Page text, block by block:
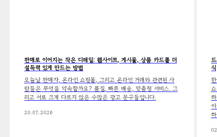
판매로 이어지는 작은 디테일: 웹사이트, 게시물, 상품 카드를 더
설득력 있게 만드는 방법
오늘날 판매자, 온라인 쇼핑몰, 그리고 온라인 거래와 관련된 사
람들은 무엇을 약속할까요? 품질, 빠른 배송, 맞춤형 서비스. 그
리고 서로 크게 다르지 않은 수많은 광고 문구들입니다.
20.07.2026
식